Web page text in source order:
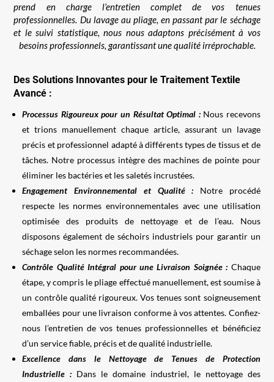
prend en charge l’entretien complet de vos tenues
professionnelles. Du lavage au pliage, en passant par le séchage
et le suivi statistique, nous nous adaptons précisément à vos
besoins professionnels, garantissant une qualité irréprochable.
Des Solutions Innovantes pour le Traitement Textile
Avancé :
Processus Rigoureux pour un Résultat Optimal : Nous recevons
et trions manuellement chaque article, assurant un lavage
précis et professionnel adapté à différents types de tissus et de
tâches. Notre processus intègre des machines de pointe pour
éliminer les bactéries et les saletés incrustées.
Engagement Environnemental et Qualité :
Notre procédé
respecte les normes environnementales avec une utilisation
optimisée des produits de nettoyage et de l’eau. Nous
disposons également de séchoirs industriels pour garantir un
séchage selon les normes recommandées.
Contrôle Qualité Intégral pour une Livraison Soignée : Chaque
étape, y compris le pliage effectué manuellement, est soumise à
un contrôle qualité rigoureux. Vos tenues sont soigneusement
emballées pour une livraison conforme à vos attentes. Confiez-
nous l’entretien de vos tenues professionnelles et bénéficiez
d’un service fiable, précis et de qualité industrielle.
Excellence dans le Nettoyage de Tenues de Protection
Industrielle : Dans le domaine industriel, le nettoyage des